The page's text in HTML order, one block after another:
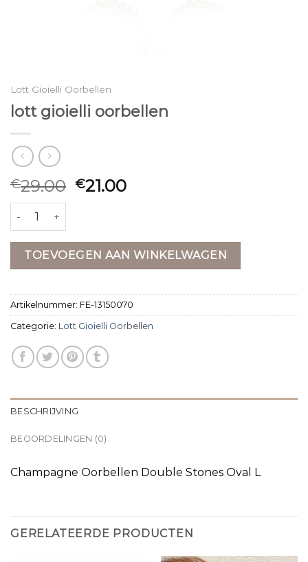
Lott Gioielli Oorbellen
lott gioielli oorbellen
€29.00 €21.00
lott gioielli oorbellen aantal
TOEVOEGEN AAN WINKELWAGEN
Artikelnummer: FE-13150070
Categorie: Lott Gioielli Oorbellen
BESCHRIJVING
BEOORDELINGEN (0)
Champagne Oorbellen Double Stones Oval L
GERELATEERDE PRODUCTEN